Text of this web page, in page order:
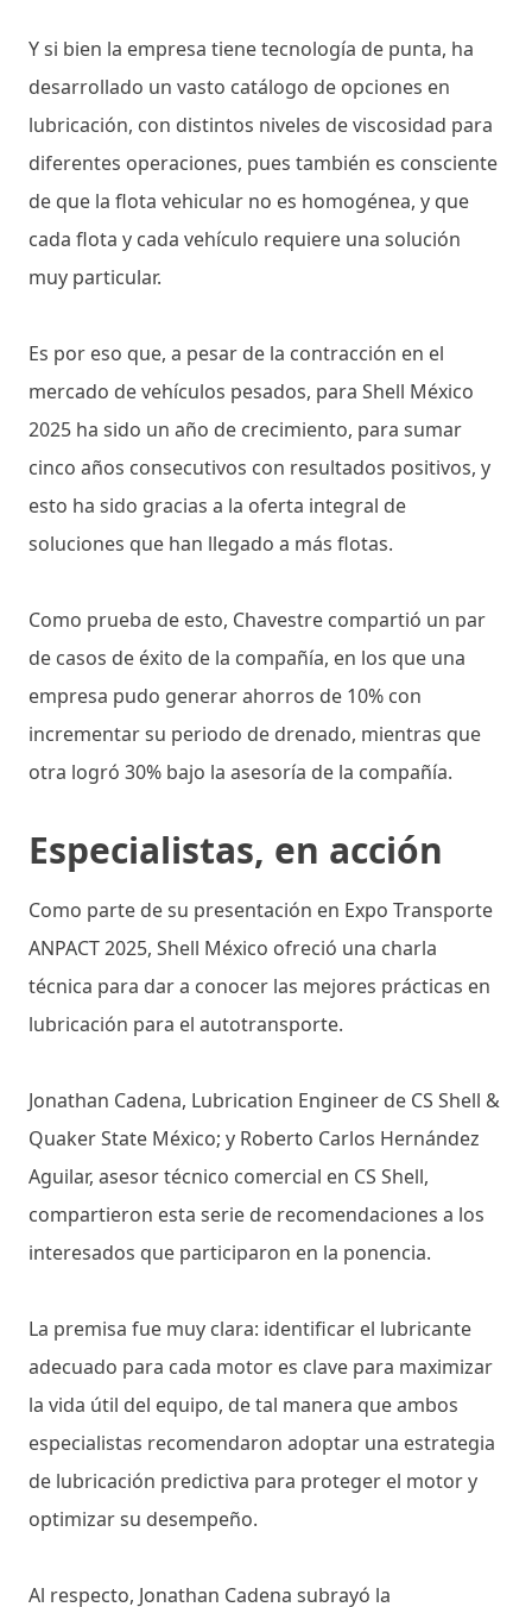
Y si bien la empresa tiene tecnología de punta, ha
desarrollado un vasto catálogo de opciones en
lubricación, con distintos niveles de viscosidad para
diferentes operaciones, pues también es consciente
de que la flota vehicular no es homogénea, y que
cada flota y cada vehículo requiere una solución
muy particular.
Es por eso que, a pesar de la contracción en el
mercado de vehículos pesados, para Shell México
2025 ha sido un año de crecimiento, para sumar
cinco años consecutivos con resultados positivos, y
esto ha sido gracias a la oferta integral de
soluciones que han llegado a más flotas.
Como prueba de esto, Chavestre compartió un par
de casos de éxito de la compañía, en los que una
empresa pudo generar ahorros de 10% con
incrementar su periodo de drenado, mientras que
otra logró 30% bajo la asesoría de la compañía.
Especialistas, en acción
Como parte de su presentación en Expo Transporte
ANPACT 2025, Shell México ofreció una charla
técnica para dar a conocer las mejores prácticas en
lubricación para el autotransporte.
Jonathan Cadena, Lubrication Engineer de CS Shell &
Quaker State México; y Roberto Carlos Hernández
Aguilar, asesor técnico comercial en CS Shell,
compartieron esta serie de recomendaciones a los
interesados que participaron en la ponencia.
La premisa fue muy clara: identificar el lubricante
adecuado para cada motor es clave para maximizar
la vida útil del equipo, de tal manera que ambos
especialistas recomendaron adoptar una estrategia
de lubricación predictiva para proteger el motor y
optimizar su desempeño.
Al respecto, Jonathan Cadena subrayó la